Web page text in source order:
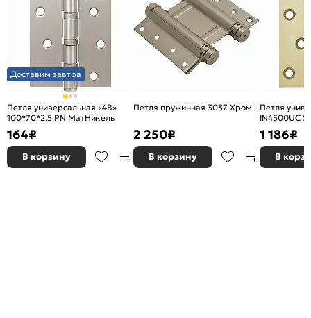
Доставим завтра
Петля универсальная «4B»
100*70*2.5 PN МатНикель
164₽
В корзину
Петля пружинная 3037 Хром
2 250₽
В корзину
Петля
IN4500UC
100x75x3
1 186₽
В